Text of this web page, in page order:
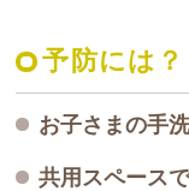
予防には？
お子さまの手
共用スペース